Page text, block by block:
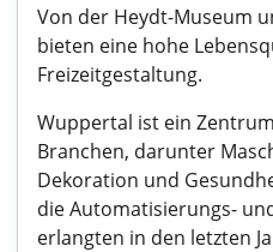
Von der Heydt-Museum
bieten eine hohe
Freizeitgestaltung.
Wuppertal ist ein
Branchen, darunter
Dekoration und
die Automatisierungs-
erlangten in den letzten